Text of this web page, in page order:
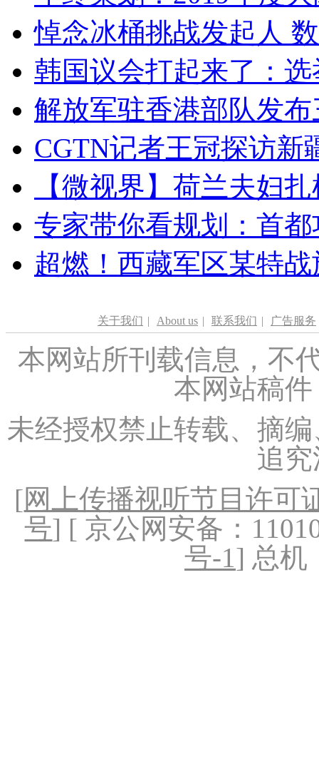
悼念冰桶挑战发起人
韩国议会打起来了：
解放军驻香港部队发
CGTN记者王冠探访新
【微视界】荷兰夫妇
专家带你看规划：首
超燃！西藏军区某特
关于我们 | About us | 联系我们 | 广告服务
本网站所刊载信息，不
本网站稿
未经授权禁止转载、摘
追
[网上传播视听节目许可
号] [ 京公网安备：
号-1] 总机